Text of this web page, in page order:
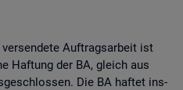
Auf­trags­ar­beit ist
Haf­tung der BA, gleich aus
Die BA haf­tet ins­